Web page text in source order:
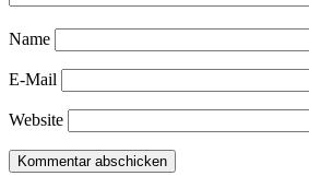
Name
E-Mail
Website